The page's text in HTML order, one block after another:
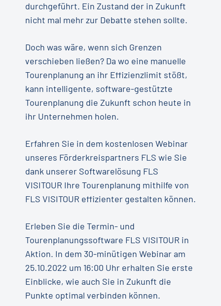
durchgeführt. Ein Zustand der in Zukunft
nicht mal mehr zur Debatte stehen sollte.
Doch was wäre, wenn sich Grenzen
verschieben ließen? Da wo eine manuelle
Tourenplanung an ihr Effizienzlimit stößt,
kann intelligente, software-gestützte
Tourenplanung die Zukunft schon heute in
ihr Unternehmen holen.
Erfahren Sie in dem kostenlosen Webinar
unseres Förderkreispartners FLS wie Sie
dank unserer Softwarelösung FLS
VISITOUR Ihre Tourenplanung mithilfe von
FLS VISITOUR effizienter gestalten können.
Erleben Sie die Termin- und
Tourenplanungssoftware FLS VISITOUR in
Aktion. In dem 30-minütigen Webinar am
25.10.2022 um 16:00 Uhr erhalten Sie erste
Einblicke, wie auch Sie in Zukunft die
Punkte optimal verbinden können.